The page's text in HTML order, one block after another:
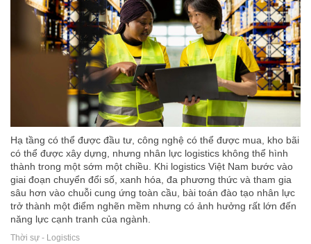
Hạ tầng có thể được đầu tư, công nghệ có thể được mua, kho bãi
có thể được xây dựng, nhưng nhân lực logistics không thể hình
thành trong một sớm một chiều. Khi logistics Việt Nam bước vào
giai đoạn chuyển đổi số, xanh hóa, đa phương thức và tham gia
sâu hơn vào chuỗi cung ứng toàn cầu, bài toán đào tạo nhân lực
trở thành một điểm nghẽn mềm nhưng có ảnh hưởng rất lớn đến
năng lực cạnh tranh của ngành.
Thời sự - Logistics